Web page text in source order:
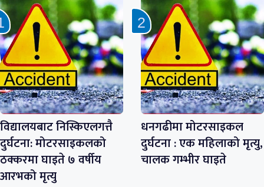
विद्यालयबाट निस्किएलगत्तै
दुर्घटना: मोटरसाइकलको
ठक्करमा घाइते ७ वर्षीय
आरभको मृत्यु
धनगढीमा मोटरसाइकल
दुर्घटना : एक महिलाको मृत्यु,
चालक गम्भीर घाइते